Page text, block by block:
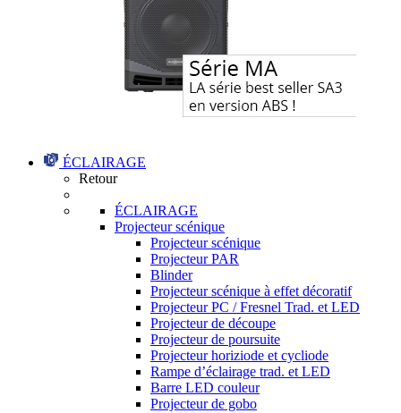
ÉCLAIRAGE
Retour
ÉCLAIRAGE
Projecteur scénique
Projecteur scénique
Projecteur PAR
Blinder
Projecteur scénique à effet décoratif
Projecteur PC / Fresnel Trad. et LED
Projecteur de découpe
Projecteur de poursuite
Projecteur horiziode et cycliode
Rampe d’éclairage trad. et LED
Barre LED couleur
Projecteur de gobo